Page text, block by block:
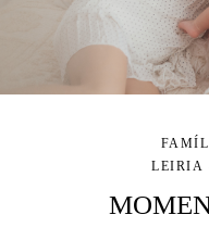
LEIRIA